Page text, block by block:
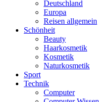
Deutschland
Europa
Reisen allgemein
Schönheit
Beauty
Haarkosmetik
Kosmetik
Naturkosmetik
Sport
Technik
Computer